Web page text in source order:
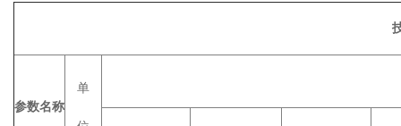
参数名称
单